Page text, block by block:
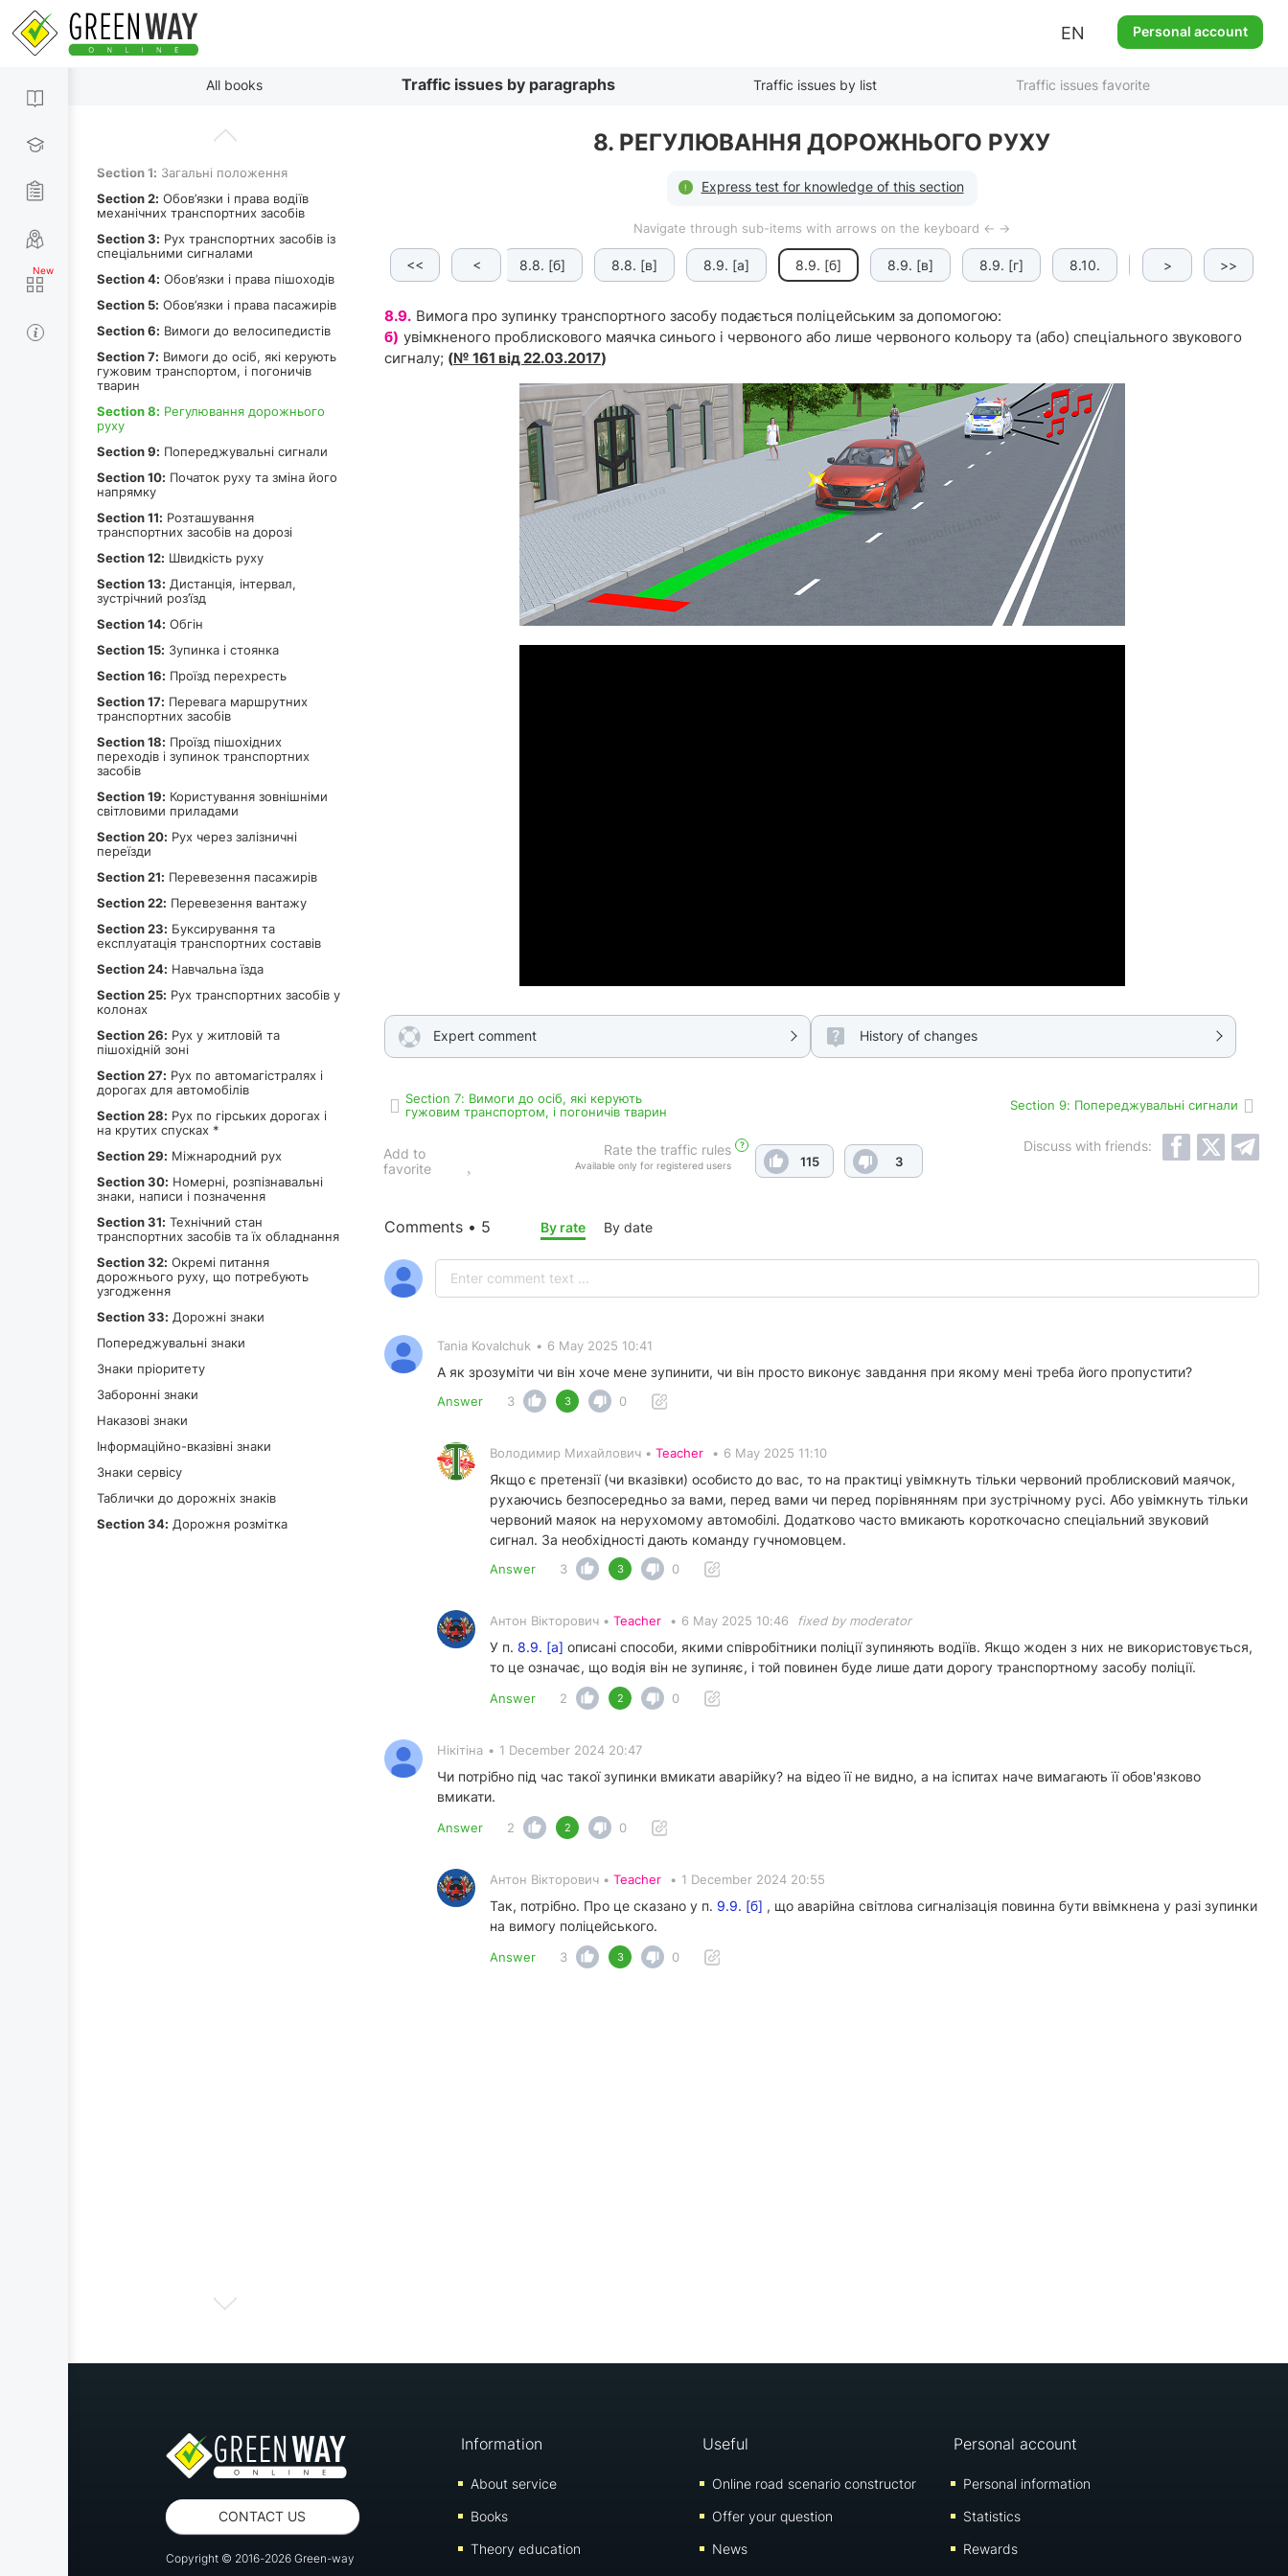
EN Personal account
All books Traffic issues by paragraphs Traffic issues by list Traffic issues favorite
Section 1: Загальні положення
Section 2: Обов’язки і права водіїв
механічних транспортних засобів
Section 3: Рух транспортних засобів із
спеціальними сигналами
Section 4: Обов’язки і права пішоходів
Section 5: Обов’язки і права пасажирів
Section 6: Вимоги до велосипедистів
Section 7: Вимоги до осіб, які керують
гужовим транспортом, і погоничів
тварин
Section 8: Регулювання дорожнього
руху
Section 9: Попереджувальні сигнали
Section 10: Початок руху та зміна його
напрямку
Section 11: Розташування
транспортних засобів на дорозі
Section 12: Швидкість руху
Section 13: Дистанція, інтервал,
зустрічний роз’їзд
Section 14: Обгін
Section 15: Зупинка і стоянка
Section 16: Проїзд перехресть
Section 17: Перевага маршрутних
транспортних засобів
Section 18: Проїзд пішохідних
переходів і зупинок транспортних
засобів
Section 19: Користування зовнішніми
світловими приладами
Section 20: Рух через залізничні
переїзди
Section 21: Перевезення пасажирів
Section 22: Перевезення вантажу
Section 23: Буксирування та
експлуатація транспортних составів
Section 24: Навчальна їзда
Section 25: Рух транспортних засобів у
колонах
Section 26: Рух у житловій та
пішохідній зоні
Section 27: Рух по автомагістралях і
дорогах для автомобілів
Section 28: Рух по гірських дорогах і
на крутих спусках *
Section 29: Міжнародний рух
Section 30: Номерні, розпізнавальні
знаки, написи і позначення
Section 31: Технічний стан
транспортних засобів та їх обладнання
Section 32: Окремі питання
дорожнього руху, що потребують
узгодження
Section 33: Дорожні знаки
Попереджувальні знаки
Знаки пріоритету
Заборонні знаки
Наказові знаки
Інформаційно-вказівні знаки
Знаки сервісу
Таблички до дорожніх знаків
Section 34: Дорожня розмітка
8. РЕГУЛЮВАННЯ ДОРОЖНЬОГО РУХУ
Express test for knowledge of this section
Navigate through sub-items with arrows on the keyboard ← →
<< < 8.8. [б] 8.8. [в] 8.9. [а] 8.9. [б] 8.9. [в] 8.9. [г] 8.10. 8.11. 8.12.
>>
>
8.9. Вимога про зупинку транспортного засобу подається поліцейським за допомогою:
б) увімкненого проблискового маячка синього і червоного або лише червоного кольору та (або) спеціального звукового
сигналу; (№ 161 від 22.03.2017)
Expert comment History of changes
Section 7: Вимоги до осіб, які керують
гужовим транспортом, і погоничів тварин
Section 9: Попереджувальні сигнали
Rate the traffic rules ?
Available only for registered users 115 3
Add to
favorite
Discuss with friends:
Comments • 5 By rate By date
Tania Kovalchuk • 6 May 2025 10:41
А як зрозуміти чи він хоче мене зупинити, чи він просто виконує завдання при якому мені треба його пропустити?
Answer 3 3 0
Володимир Михайлович • Teacher • 6 May 2025 11:10
Якщо є претензії (чи вказівки) особисто до вас, то на практиці увімкнуть тільки червоний проблисковий маячок,
рухаючись безпосередньо за вами, перед вами чи перед порівнянням при зустрічному русі. Або увімкнуть тільки
червоний маяок на нерухомому автомобілі. Додатково часто вмикають короткочасно спеціальний звуковий
сигнал. За необхідності дають команду гучномовцем.
Answer 3 3 0
Антон Вікторович • Teacher • 6 May 2025 10:46 fixed by moderator
У п. 8.9. [а] описані способи, якими співробітники поліції зупиняють водіїв. Якщо жоден з них не використовується,
то це означає, що водія він не зупиняє, і той повинен буде лише дати дорогу транспортному засобу поліції.
Answer 2 2 0
Нікітіна • 1 December 2024 20:47
Чи потрібно під час такої зупинки вмикати аварійку? на відео її не видно, а на іспитах наче вимагають її обов'язково
вмикати.
Answer 2 2 0
Антон Вікторович • Teacher • 1 December 2024 20:55
Так, потрібно. Про це сказано у п. 9.9. [б] , що аварійна світлова сигналізація повинна бути ввімкнена у разі зупинки
на вимогу поліцейського.
Answer 3 3 0
CONTACT US
Copyright © 2016-2026 Green-way
Information
About service
Books
Theory education
Useful
Online road scenario constructor
Offer your question
News
Personal account
Personal information
Statistics
Rewards